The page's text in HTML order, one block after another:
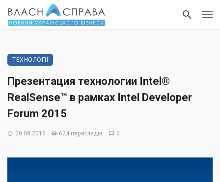
ТЕХНОЛОГІЇ
Презентация технологии Intel®
RealSense™ в рамках Intel Developer
Forum 2015
20.08.2015 624 переглядів 0